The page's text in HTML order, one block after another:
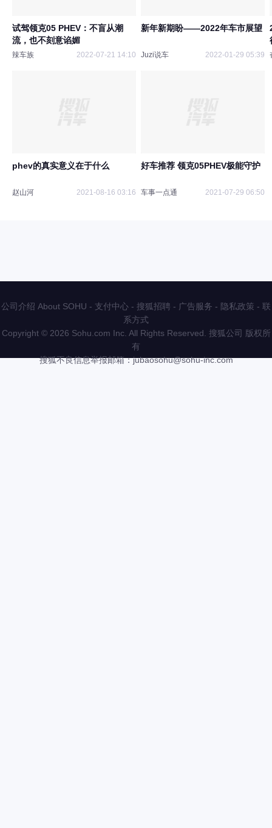
试驾领克05 PHEV：不盲从潮
流，也不刻意谄媚
辣车族 2022-07-21 14:10
新年新期盼——2022年车市展望
Juzi说车 2022-01-29 05:39
phev的真实意义在于什么
赵山河 2021-08-16 03:16
好车推荐 领克05PHEV极能守护
车事一点通 2021-07-29 06:50
公司介绍 About SOHU - 支付中心 - 搜狐招聘 - 广告服务 - 隐私政策 - 联
系方式
Copyright © 2026 Sohu.com Inc. All Rights Reserved. 搜狐公司 版权所
有
搜狐不良信息举报邮箱：jubaosohu@sohu-inc.com